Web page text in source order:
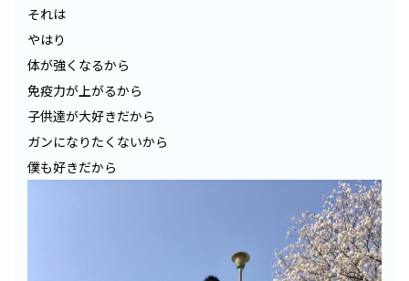
それは
やはり
体が強くなるから
免疫力が上がるから
子供達が大好きだから
ガンになりたくないから
僕も好きだから